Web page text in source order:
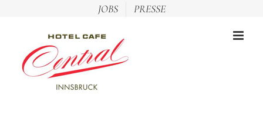
springen
JOBS PRESSE